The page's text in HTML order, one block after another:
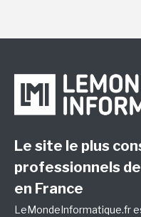
Le site le plus
professionnels de
en France
LeMondeInformatique.fr